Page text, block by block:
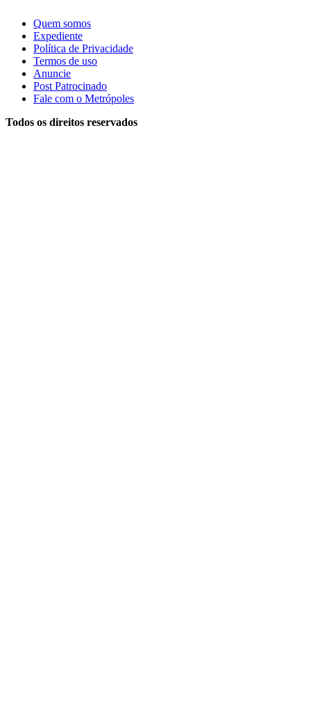
Quem somos
Expediente
Política de Privacidade
Termos de uso
Anuncie
Post Patrocinado
Fale com o Metrópoles
Todos os direitos reservados